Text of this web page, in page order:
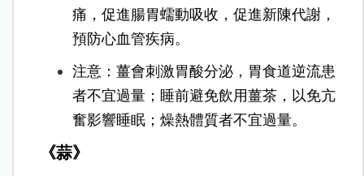
痛，促進腸胃蠕動吸收，促進新陳代謝，
預防心血管疾病。
注意：薑會刺激胃酸分泌，胃食道逆流患
者不宜過量；睡前避免飲用薑茶，以免亢
奮影響睡眠；燥熱體質者不宜過量。
《蒜》